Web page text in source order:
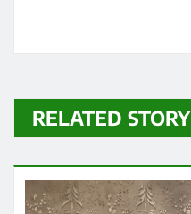
RELATED STORY